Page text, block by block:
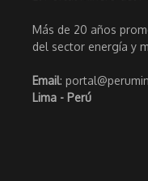
Más de 20 años
del sector energía y
Email:
Lima - Perú